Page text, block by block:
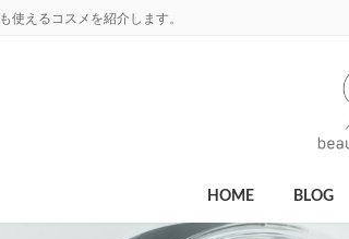
使えるコスメを紹介します。
HOME BLOG